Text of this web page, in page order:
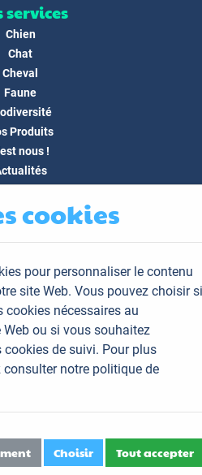
services
Chien
Chat
Cheval
Faune
Produits
nous !
FAQ
espace
animaux
résultats
commandes
factures
cookies
pour personnaliser le contenu
site Web. Vous pouvez choisir si
cookies nécessaires au
ou si vous souhaitez
de suivi. Pour plus
consulter notre politique de
Choisir Tout accepter